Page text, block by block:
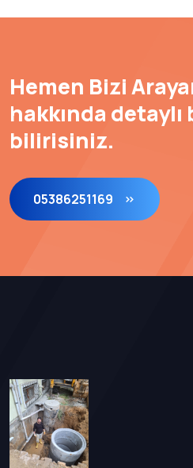
Hemen Bizi
hakkında detaylı
bilirisiniz.
05386251169